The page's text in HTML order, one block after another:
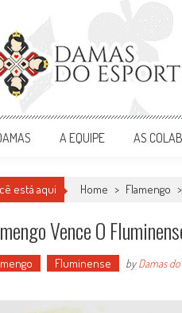
do Esporte
talentos femininos para o meio
A EQUIPE AS
está aqui Home > Flamengo >
Vence O
Fluminense byDamas